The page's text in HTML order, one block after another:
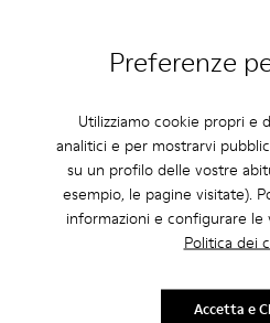
Preferenze
Utilizziamo cookie propri e
analitici e per mostrarvi
su un profilo delle vostre
esempio, le pagine visitate).
informazioni e configurare
Politica dei
Accetta e
Runner Twentyfive - K101105-
Runner Twentyfive -
RunnerRunner